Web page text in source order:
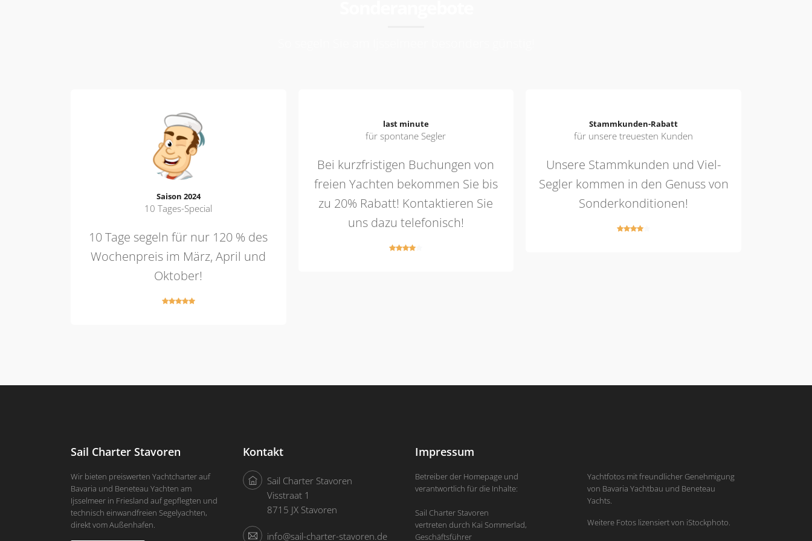
Saison 2024
10 Tages-Special
10 Tage segeln für nur 120 % des
Wochenpreis im März, April und
Oktober!
last minute
für spontane Segler
Bei kurzfristigen Buchungen von
freien Yachten bekommen Sie bis
zu 20% Rabatt! Kontaktieren Sie
uns dazu telefonisch!
Stammkunden-Rabatt
für unsere treuesten Kunden
Unsere Stammkunden und Viel-
Segler kommen in den Genuss von
Sonderkonditionen!
Sail Charter Stavoren
Wir bieten preiswerten Yachtcharter auf
Bavaria und Beneteau Yachten am
Ijsselmeer in Friesland auf gepflegten und
technisch einwandfreien Segelyachten,
direkt vom Außenhafen.
Kontakt
Sail Charter Stavoren
Visstraat 1
8715 JX Stavoren
info@sail-charter-stavoren.de
Impressum
Betreiber der Homepage und
verantwortlich für die Inhalte:
Sail Charter Stavoren
vertreten durch Kai Sommerlad,
Geschäftsführer
Yachtfotos mit freundlicher Genehmigung
von Bavaria Yachtbau und Beneteau
Yachts.
Weitere Fotos lizensiert von iStockphoto.